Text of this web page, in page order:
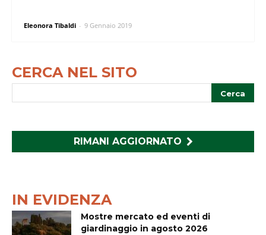
Eleonora Tibaldi - 9 Gennaio 2019
CERCA NEL SITO
RIMANI AGGIORNATO
IN EVIDENZA
Mostre mercato ed eventi di
giardinaggio in agosto 2026